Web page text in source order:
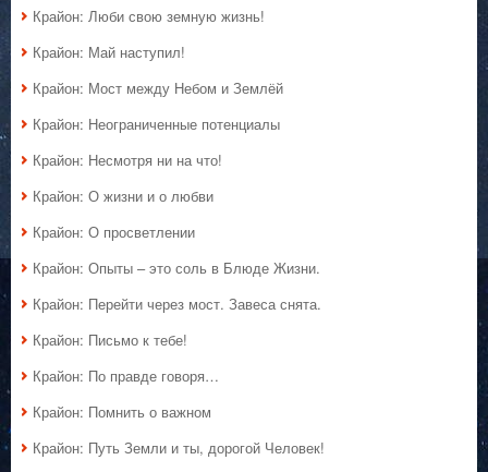
Крайон: Люби свою земную жизнь!
Крайон: Май наступил!
Крайон: Мост между Небом и Землёй
Крайон: Неограниченные потенциалы
Крайон: Несмотря ни на что!
Крайон: О жизни и о любви
Крайон: О просветлении
Крайон: Опыты – это соль в Блюде Жизни.
Крайон: Перейти через мост. Завеса снята.
Крайон: Письмо к тебе!
Крайон: По правде говоря…
Крайон: Помнить о важном
Крайон: Путь Земли и ты, дорогой Человек!